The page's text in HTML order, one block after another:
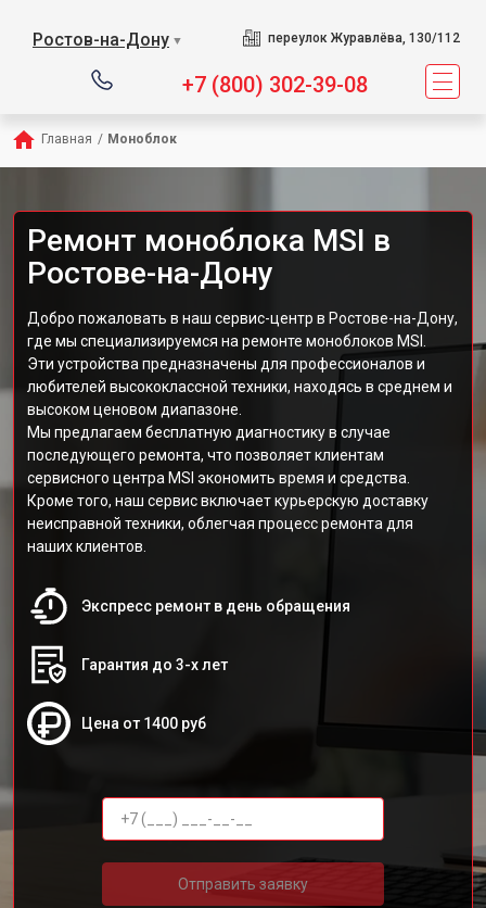
Ростов-на-Дону ▼ переулок Журавлёва, 130/112
+7 (800) 302-39-08
Главная / Моноблок
Ремонт моноблока MSI в
Ростове-на-Дону
Добро пожаловать в наш сервис-центр в Ростове-на-Дону,
где мы специализируемся на ремонте моноблоков MSI.
Эти устройства предназначены для профессионалов и
любителей высококлассной техники, находясь в среднем и
высоком ценовом диапазоне.
Мы предлагаем бесплатную диагностику в случае
последующего ремонта, что позволяет клиентам
сервисного центра MSI экономить время и средства.
Кроме того, наш сервис включает курьерскую доставку
неисправной техники, облегчая процесс ремонта для
наших клиентов.
Экспресс ремонт в день обращения
Гарантия до 3-х лет
Цена от 1400 руб
Отправить заявку